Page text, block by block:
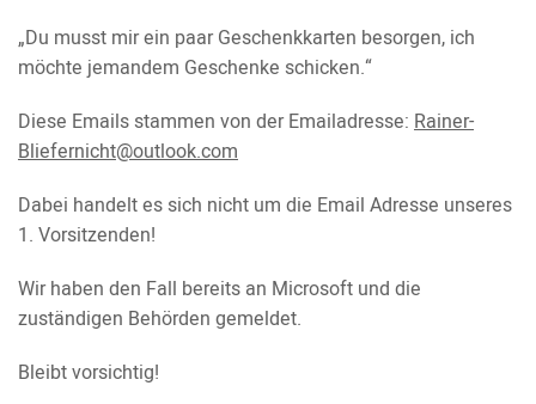
„Du musst mir ein paar Geschenkkarten besorgen, ich
möchte jemandem Geschenke schicken.“
Diese Emails stammen von der Emailadresse: Rainer-
Bliefernicht@outlook.com
Dabei handelt es sich nicht um die Email Adresse unseres
1. Vorsitzenden!
Wir haben den Fall bereits an Microsoft und die
zuständigen Behörden gemeldet.
Bleibt vorsichtig!